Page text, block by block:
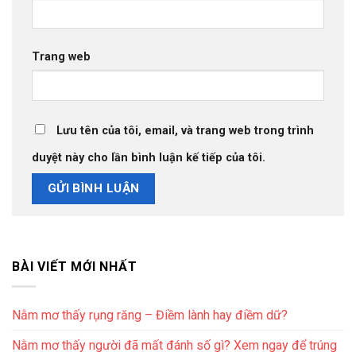
Trang web
Lưu tên của tôi, email, và trang web trong trình
duyệt này cho lần bình luận kế tiếp của tôi.
BÀI VIẾT MỚI NHẤT
Nằm mơ thấy rụng răng – Điềm lành hay điềm dữ?
Nằm mơ thấy người đã mất đánh số gì? Xem ngay để trúng